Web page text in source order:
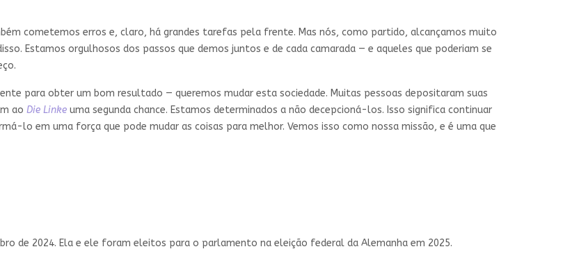
cometemos erros e, claro, há grandes tarefas pela frente. Mas nós, como partido, alcançamos muito
Estamos orgulhosos dos passos que demos juntos e de cada camarada — e aqueles que poderiam se
para obter um bom resultado — queremos mudar esta sociedade. Muitas pessoas depositaram suas
ao Die Linke uma segunda chance. Estamos determinados a não decepcioná-los. Isso significa continuar
lo em uma força que pode mudar as coisas para melhor. Vemos isso como nossa missão, e é uma que
de 2024. Ela e ele foram eleitos para o parlamento na eleição federal da Alemanha em 2025.